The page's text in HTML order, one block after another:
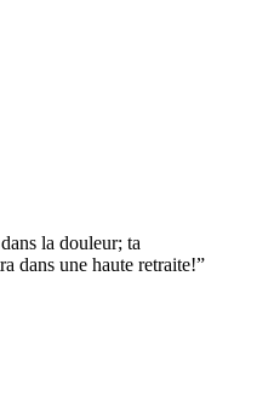
la douleur; ta
dans une haute retraite!”